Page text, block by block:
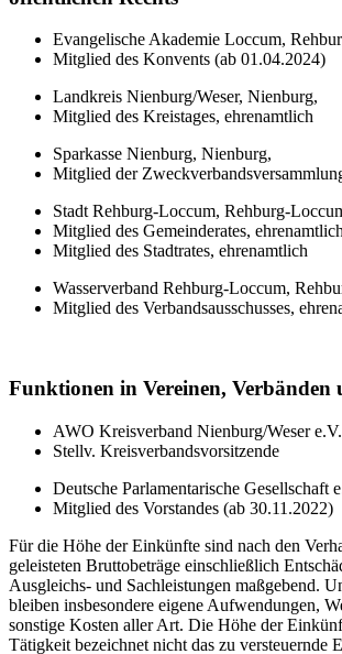
Evangelische Akademie Loccum,
Mitglied des Konvents (ab 01.04.2024)
Landkreis Nienburg/Weser, Nienburg,
Mitglied des Kreistages, ehrenamtlich
Sparkasse Nienburg, Nienburg,
Mitglied der
Stadt Rehburg-Loccum, Rehburg-
Mitglied des Gemeinderates,
Mitglied des Stadtrates, ehrenamtlich
Wasserverband Rehburg-Loccum,
Mitglied des Verbandsausschusses,
Funktionen in Vereinen, Verbänden
AWO Kreisverband Nienburg/Weser
Stellv. Kreisverbandsvorsitzende
Deutsche Parlamentarische Gesellschaft
Mitglied des Vorstandes (ab 30.11.2022)
Für die Höhe der Einkünfte sind nach den
geleisteten Bruttobeträge einschließlich
Ausgleichs- und Sachleistungen maßgebend.
bleiben insbesondere eigene Aufwendungen,
sonstige Kosten aller Art. Die Höhe der
Tätigkeit bezeichnet nicht das zu versteuernde